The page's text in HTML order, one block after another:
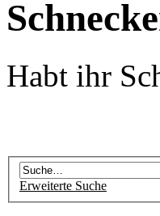
Habt ihr
Erweiterte Suche